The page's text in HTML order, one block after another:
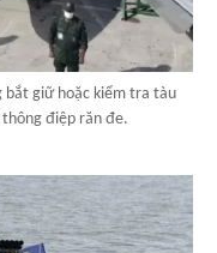
bắt giữ hoặc kiểm tra tàu
điệp răn đe.